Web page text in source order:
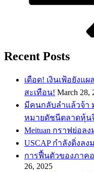
Recent Posts
เดือด! เงินเฟ้อยังแ
สะเทือน! March 28,
มีคนกลับลำแล้วจ้า
หมายดัชนีตลาดหุ้น
Meituan กราฟย่อล
USCAP กำลังดิ่งลง
การฟื้นตัวของภาค
26, 2025